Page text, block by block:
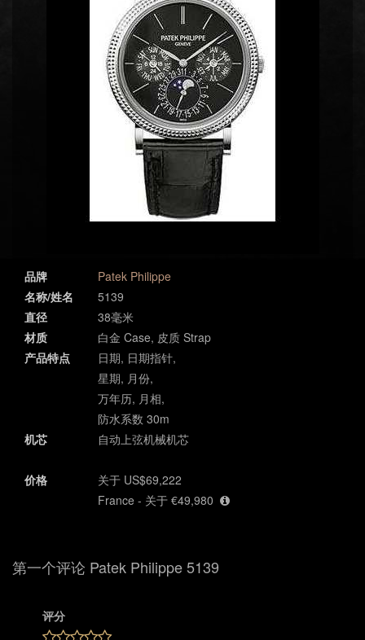
品牌
Patek Philippe
名称/姓名
5139
直径
38毫米
材质
白金 Case, 皮质 Strap
产品特点
日期, 日期指针,
星期, 月份,
万年历, 月相,
防水系数 30m
机芯
自动上弦机械机芯
价格
关于 US$69,222
France - 关于 €49,980
第一个评论 Patek Philippe 5139
评分